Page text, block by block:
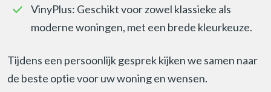
VinyPlus: Geschikt voor zowel klassieke als
moderne woningen, met een brede kleurkeuze.
Tijdens een persoonlijk gesprek kijken we samen naar
de beste optie voor uw woning en wensen.